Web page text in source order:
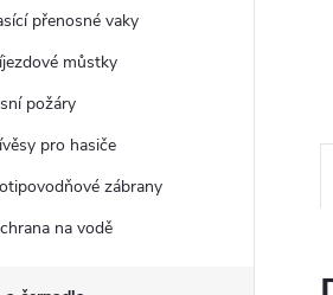
přenosné vaky
můstky
požáry
pro hasiče
zábrany
na vodě